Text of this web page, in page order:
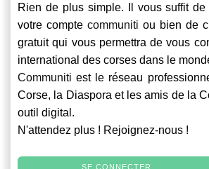
Rien de plus simple. Il vous suffit de
votre compte communiti ou bien de
gratuit qui vous permettra de vous
international des corses dans le
Communiti est le réseau
Corse, la Diaspora et les amis de la
outil digital.
N'attendez plus ! Rejoignez-nous !
SE CONNECTER